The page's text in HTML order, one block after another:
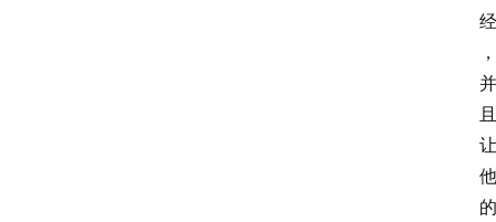
经
，
并
且
让
他
的